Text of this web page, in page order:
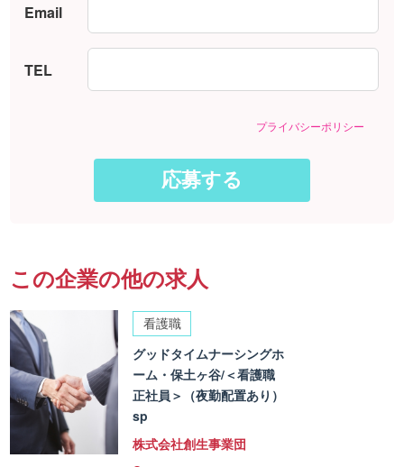
Email
TEL
プライバシーポリシー
この企業の他の求人
看護職
グッドタイムナーシングホ
ーム・保土ヶ谷/＜看護職
正社員＞（夜勤配置あり）
sp
株式会社創生事業団